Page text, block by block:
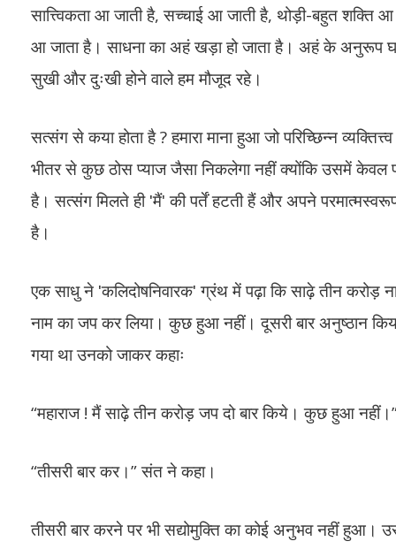
सात्त्विकता आ जाती है, सच्चाई आ जाती है, थोड़ी-बहुत शक्ति
आ जाता है। साधना का अहं खड़ा हो जाता है। अहं के अनुरूप
सुखी और दुःखी होने वाले हम मौजूद रहे।
सत्संग से कया होता है ? हमारा माना हुआ जो परिच्छिन्न
भीतर से कुछ ठोस प्याज जैसा निकलेगा नहीं क्योंकि उसमें केवल
है। सत्संग मिलते ही ʹमैंʹ की पर्तें हटती हैं और अपने
है।
एक साधु ने ʹकलिदोषनिवारकʹ ग्रंथ में पढ़ा कि साढ़े तीन
नाम का जप कर लिया। कुछ हुआ नहीं। दूसरी बार अनुष्ठान
गया था उनको जाकर कहाः
“महाराज ! मैं साढ़े तीन करोड़ जप दो बार किये। कुछ हुआ
“तीसरी बार कर।” संत ने कहा।
तीसरी बार करने पर भी सद्योमुक्ति का कोई अनुभव नहीं हुआ।